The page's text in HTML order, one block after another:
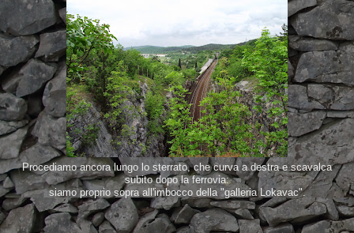
Procediamo ancora lungo lo sterrato, che curva a destra e scavalca
subito dopo la ferrovia:
siamo proprio sopra all'imbocco della "galleria Lokavac".